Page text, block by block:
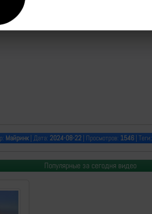
Майринк| Дата: 2024-08-22| Просмотров: 1546| Теги:
Популярные за сегодня видео